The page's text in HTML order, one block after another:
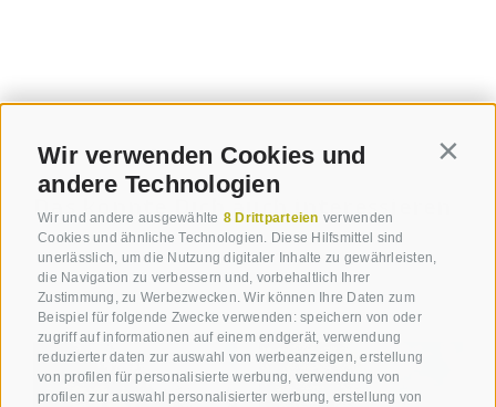
Wir verwenden Cookies und
andere Technologien
Wir und andere ausgewählte 8 Drittparteien verwenden
Cookies und ähnliche Technologien. Diese Hilfsmittel sind
unerlässlich, um die Nutzung digitaler Inhalte zu gewährleisten,
die Navigation zu verbessern und, vorbehaltlich Ihrer
Zustimmung, zu Werbezwecken. Wir können Ihre Daten zum
Beispiel für folgende Zwecke verwenden: speichern von oder
zugriff auf informationen auf einem endgerät, verwendung
reduzierter daten zur auswahl von werbeanzeigen, erstellung
von profilen für personalisierte werbung, verwendung von
profilen zur auswahl personalisierter werbung, erstellung von
Das könnte Dich auch interessieren